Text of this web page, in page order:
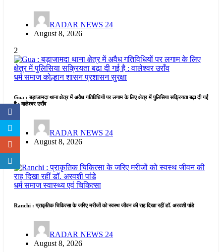
RADAR NEWS 24
August 8, 2026
2
धर्म समाजकोल्हानशासन प्रशासनसुरक्षा
Gua : बड़ाजामदा थाना क्षेत्र में अवैध गतिविधियों पर लगाम के लिए क्षेत्र में पुलिसिया सक्रियता बढ़ा दी गई
है : वालेश्वर उराँव
RADAR NEWS 24
August 8, 2026
धर्म समाजस्वास्थ्य एवं चिकित्सा
Ranchi : प्राकृतिक चिकित्सा के जरिए मरीजों को स्वस्थ जीवन की राह दिखा रहीं डॉ. अरवशी पांडे
RADAR NEWS 24
August 8, 2026